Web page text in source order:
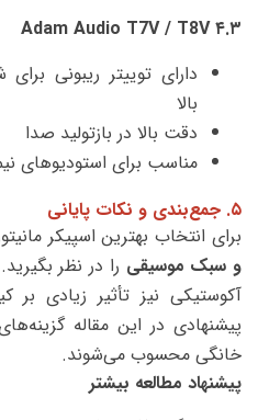
۴.۳ Adam Audio T7V / T8V
دارای توییتر ریبونی
بالا
دقت بالا در بازتولید صدا
مناسب برای استودیوهای
۵. جمع‌بندی و نکات پایانی
برای انتخاب بهترین اسپیکر
و سبک موسیقی را در نظر
آکوستیکی نیز تأثیر زیادی
پیشنهادی در این مقاله
خانگی محسوب می‌شوند.
پیشنهاد مطالعه بیشتر